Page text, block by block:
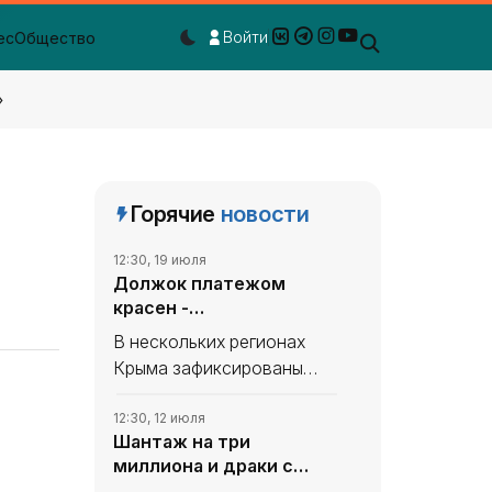
Общество
Dark mode toggle
Войти
Горячие новости
12:30, 19 июля
Должок платежом
красен -
«Происшествия Крыма»
В нескольких регионах
Крыма зафиксированы
от жестоких семейных
конфликтов до
обнаружения наркотиков.
12:30, 12 июля
Шантаж на три
миллиона и драки с